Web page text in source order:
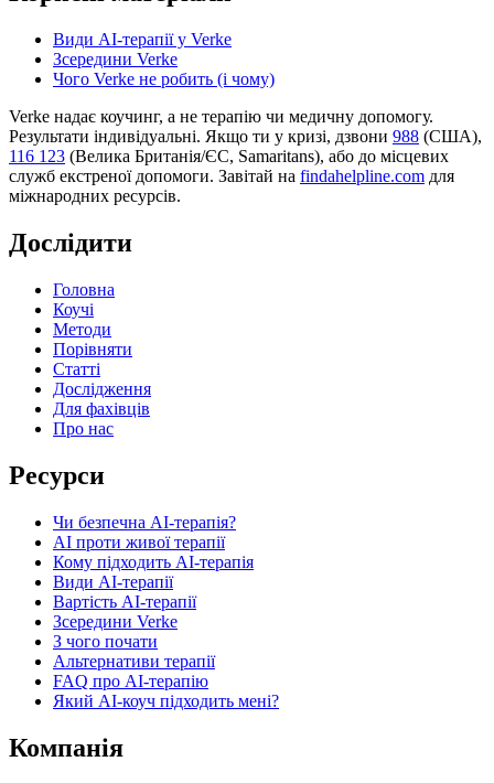
Види AI-терапії у Verke
Зсередини Verke
Чого Verke не робить (і чому)
Verke надає коучинг, а не терапію чи медичну допомогу.
Результати індивідуальні. Якщо ти у кризі, дзвони 988 (США),
116 123 (Велика Британія/ЄС, Samaritans), або до місцевих
служб екстреної допомоги. Завітай на findahelpline.com для
міжнародних ресурсів.
Дослідити
Головна
Коучі
Методи
Порівняти
Статті
Дослідження
Для фахівців
Про нас
Ресурси
Чи безпечна AI-терапія?
AI проти живої терапії
Кому підходить AI-терапія
Види AI-терапії
Вартість AI-терапії
Зсередини Verke
З чого почати
Альтернативи терапії
FAQ про AI-терапію
Який AI-коуч підходить мені?
Компанія